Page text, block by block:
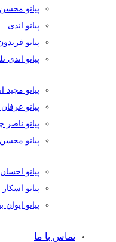
پیانو محسن
پیانو اندی
پیانو
پیانو اندی
پیانو مجید
پیانو
پیانو ناصر
پیانو
پیانو
پیانو
پیانو ایوان
تماس با ما